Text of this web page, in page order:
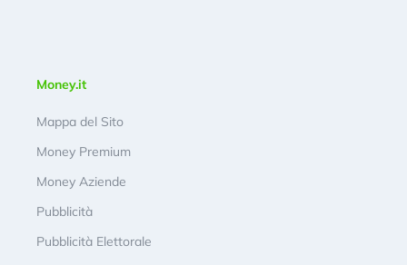
Money.it
Mappa del Sito
Money Premium
Money Aziende
Pubblicità
Pubblicità Elettorale